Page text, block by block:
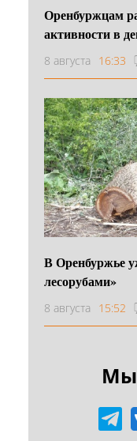
Оренбуржцам
активности в
8 августа 16:33
В Оренбуржье
лесорубами»
8 августа 15:52
Мы